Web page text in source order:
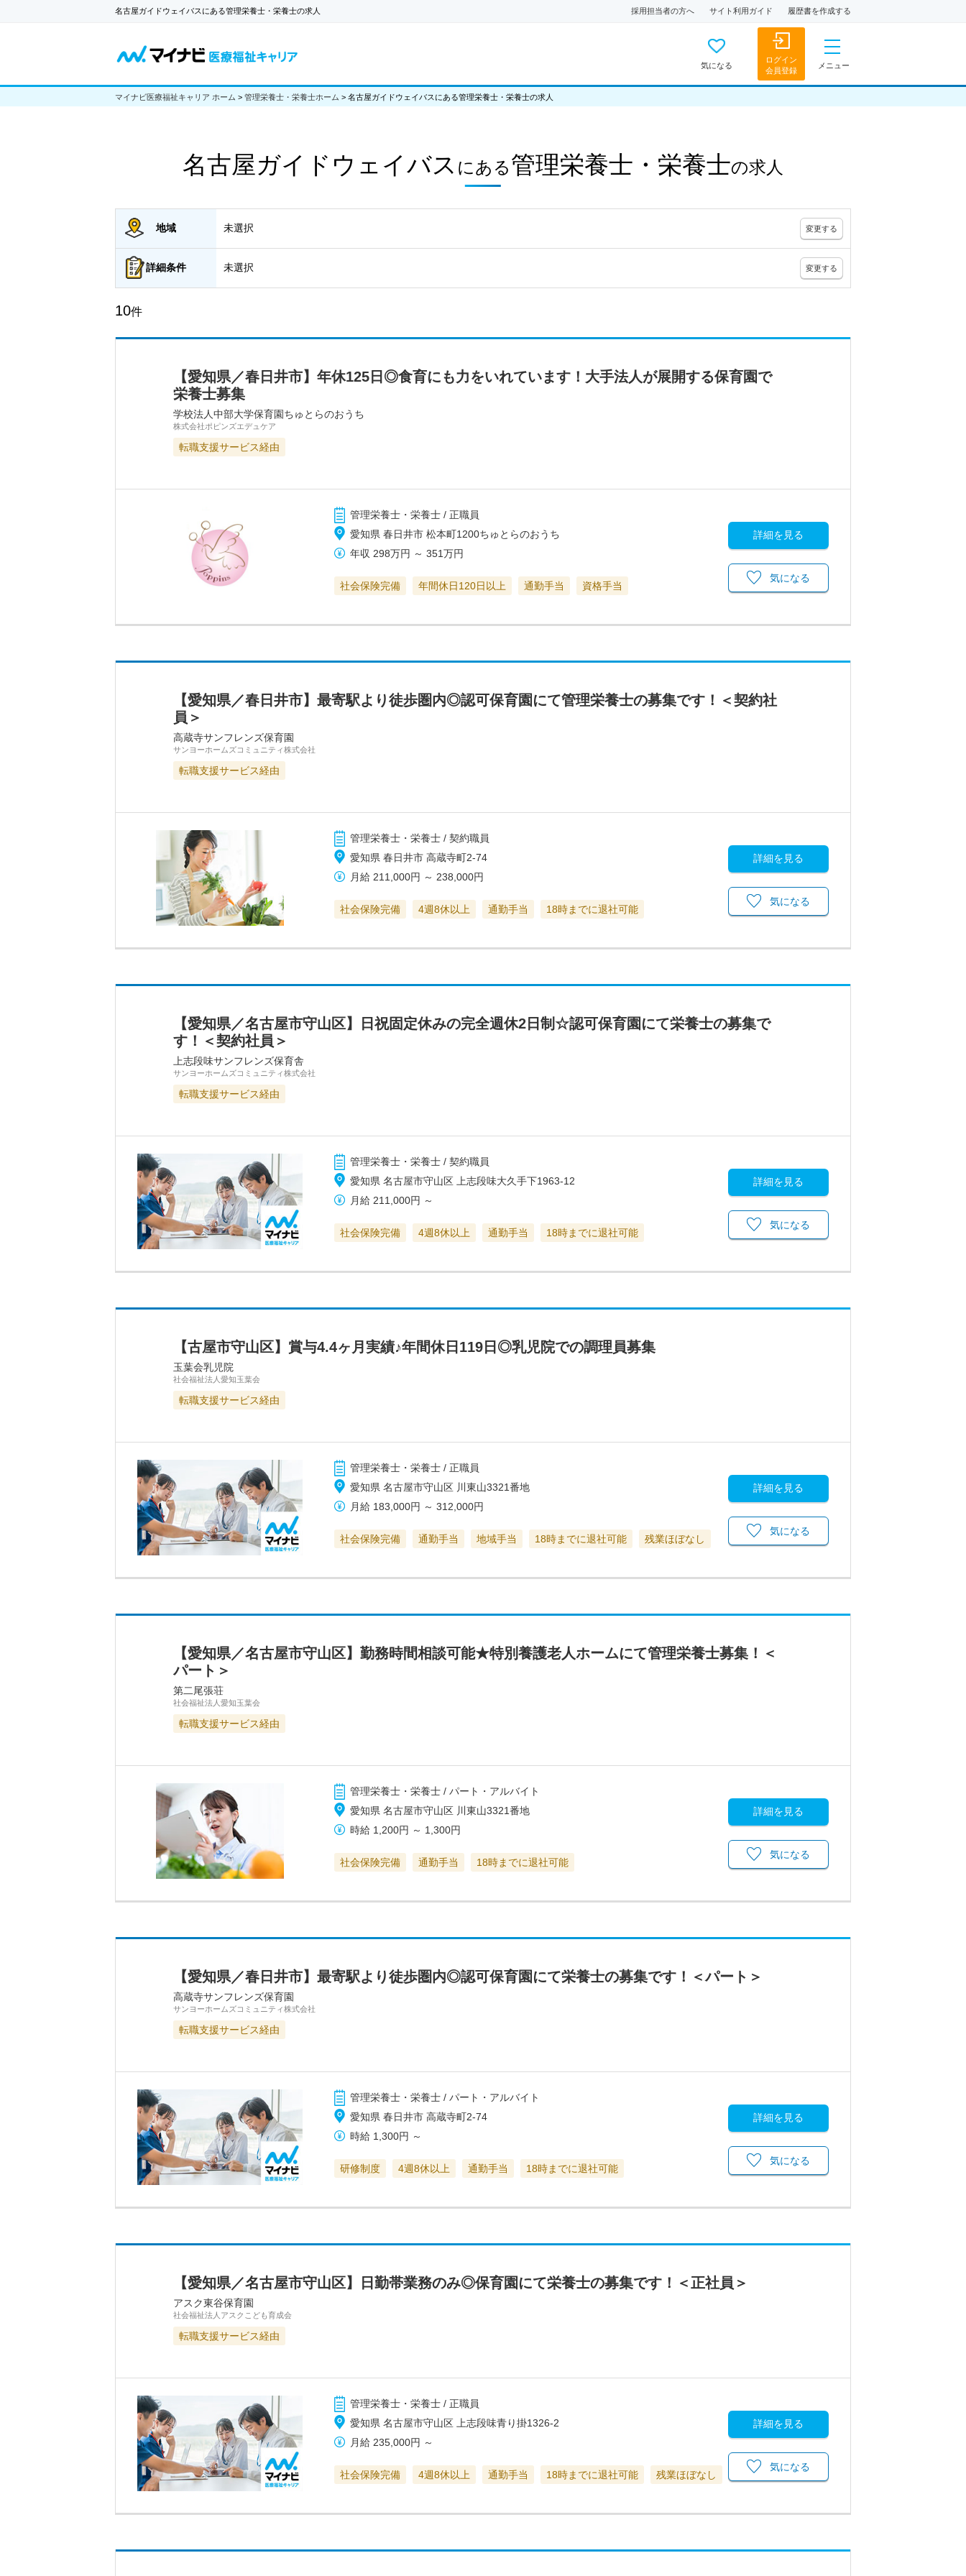
名古屋ガイドウェイバスにある管理栄養士・栄養士の求人 採用担当者の方へ サイト利用ガイド 履歴書を作成する
気になる
ログイン
会員登録
メニュー
マイナビ医療福祉キャリア ホーム > 管理栄養士・栄養士ホーム > 名古屋ガイドウェイバスにある管理栄養士・栄養士の求人
名古屋ガイドウェイバス にある管理栄養士・栄養士の求人
地域 未選択 変更する
詳細条件 未選択 変更する
10件
【愛知県／春日井市】年休125日◎食育にも力をいれています！大手法人が展開する保育園で
栄養士募集
学校法人中部大学保育園ちゅとらのおうち
株式会社ポピンズエデュケア
転職支援サービス経由
管理栄養士・栄養士 / 正職員
愛知県 春日井市 松本町1200ちゅとらのおうち
年収 298万円 ～351万円
社会保険完備 年間休日120日以上 通勤手当 資格手当
詳細を見る
気になる
【愛知県／春日井市】最寄駅より徒歩圏内◎認可保育園にて管理栄養士の募集です！＜契約社
員＞
高蔵寺サンフレンズ保育園
サンヨーホームズコミュニティ株式会社
転職支援サービス経由
管理栄養士・栄養士 / 契約職員
愛知県 春日井市 高蔵寺町2-74
月給 211,000円 ～ 238,000円
社会保険完備 4週8休以上 通勤手当 18時までに退社可能
詳細を見る
気になる
【愛知県／名古屋市守山区】日祝固定休みの完全週休2日制☆認可保育園にて栄養士の募集で
す！＜契約社員＞
上志段味サンフレンズ保育舎
サンヨーホームズコミュニティ株式会社
転職支援サービス経由
管理栄養士・栄養士 / 契約職員
愛知県 名古屋市守山区 上志段味大久手下1963-12
月給 211,000円 ～
社会保険完備 4週8休以上 通勤手当 18時までに退社可能
詳細を見る
気になる
【古屋市守山区】賞与4.4ヶ月実績♪年間休日119日◎乳児院での調理員募集
玉葉会乳児院
社会福祉法人愛知玉葉会
転職支援サービス経由
管理栄養士・栄養士 / 正職員
愛知県 名古屋市守山区 川東山3321番地
月給 183,000円 ～312,000円
社会保険完備 通勤手当 地域手当 18時までに退社可能 残業ほぼなし
詳細を見る
気になる
【愛知県／名古屋市守山区】勤務時間相談可能★特別養護老人ホームにて管理栄養士募集！＜
パート＞
第二尾張荘
社会福祉法人愛知玉葉会
転職支援サービス経由
管理栄養士・栄養士 / パート・アルバイト
愛知県 名古屋市守山区 川東山3321番地
時給 1,200円 ～ 1,300円
社会保険完備 通勤手当 18時までに退社可能
詳細を見る
気になる
【愛知県／春日井市】最寄駅より徒歩圏内◎認可保育園にて栄養士の募集です！＜パート＞
高蔵寺サンフレンズ保育園
サンヨーホームズコミュニティ株式会社
転職支援サービス経由
管理栄養士・栄養士 / パート・アルバイト
愛知県 春日井市 高蔵寺町2-74
時給 1,300円 ～
研修制度 4週8休以上 通勤手当 18時までに退社可能
詳細を見る
気になる
【愛知県／名古屋市守山区】日勤帯業務のみ◎保育園にて栄養士の募集です！＜正社員＞
アスク東谷保育園
社会福祉法人アスクこども育成会
転職支援サービス経由
管理栄養士・栄養士 / 正職員
愛知県 名古屋市守山区 上志段味青り掛1326-2
月給 235,000円 ～
社会保険完備 4週8休以上 通勤手当 18時までに退社可能 残業ほぼなし
詳細を見る
気になる